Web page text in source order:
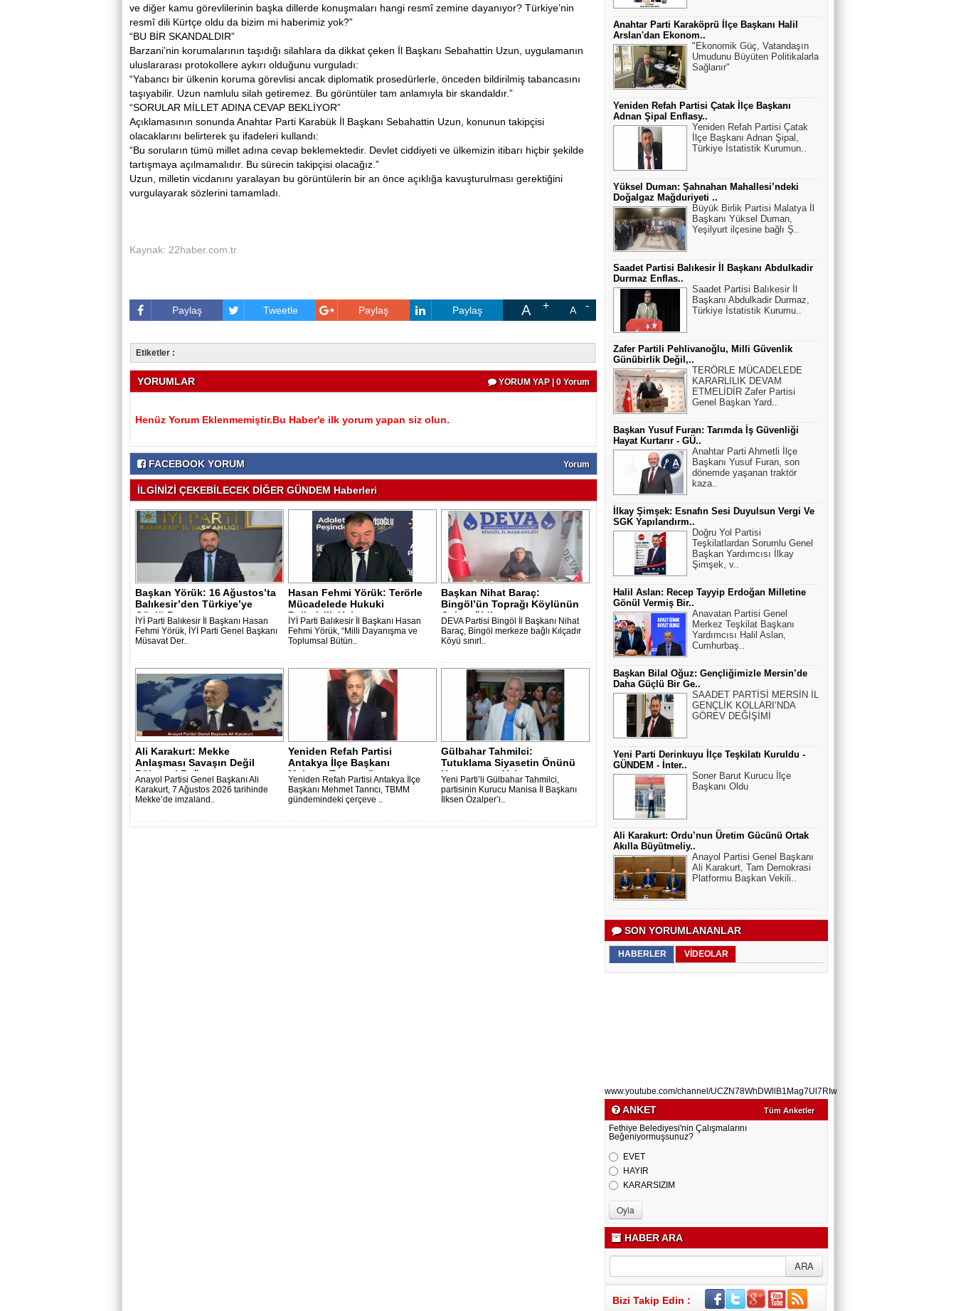
ve diğer kamu görevlilerinin başka dillerde konuşmaları hangi resmî zemine dayanıyor? Türkiye’nin
resmî dili Kürtçe oldu da bizim mi haberimiz yok?”
“BU BİR SKANDALDIR”
Barzani’nin korumalarının taşıdığı silahlara da dikkat çeken İl Başkanı Sebahattin Uzun, uygulamanın
uluslararası protokollere aykırı olduğunu vurguladı:
“Yabancı bir ülkenin koruma görevlisi ancak diplomatik prosedürlerle, önceden bildirilmiş tabancasını
taşıyabilir. Uzun namlulu silah getiremez. Bu görüntüler tam anlamıyla bir skandaldır.”
“SORULAR MİLLET ADINA CEVAP BEKLİYOR”
Açıklamasının sonunda Anahtar Parti Karabük İl Başkanı Sebahattin Uzun, konunun takipçisi
olacaklarını belirterek şu ifadeleri kullandı:
“Bu soruların tümü millet adına cevap beklemektedir. Devlet ciddiyeti ve ülkemizin itibarı hiçbir şekilde
tartışmaya açılmamalıdır. Bu sürecin takipçisi olacağız.”
Uzun, milletin vicdanını yaralayan bu görüntülerin bir an önce açıklığa kavuşturulması gerektiğini
vurgulayarak sözlerini tamamladı.
Kaynak: 22haber.com.tr
Paylaş Tweetle Paylaş Paylaş A A
Etiketler :
YORUMLAR YORUM YAP | 0 Yorum
Henüz Yorum Eklenmemiştir.Bu Haber'e ilk yorum yapan siz olun.
FACEBOOK YORUM Yorum
İLGİNİZİ ÇEKEBİLECEK DİĞER GÜNDEM Haberleri
Başkan Yörük: 16 Ağustos’ta
Balıkesir’den Türkiye’ye
Güçlü B..
İYİ Parti Balıkesir İl Başkanı Hasan
Fehmi Yörük, İYİ Parti Genel Başkanı
Müsavat Der..
Hasan Fehmi Yörük: Terörle
Mücadelede Hukuki
Belirsizlik Kab..
İYİ Parti Balıkesir İl Başkanı Hasan
Fehmi Yörük, “Milli Dayanışma ve
Toplumsal Bütün..
Başkan Nihat Baraç:
Bingöl’ün Toprağı Köylünün
Geleceğidir -..
DEVA Partisi Bingöl İl Başkanı Nihat
Baraç, Bingöl merkeze bağlı Kılçadır
Köyü sınırl..
Ali Karakurt: Mekke
Anlaşması Savaşın Değil
Bölgesel Bağımsı..
Anayol Partisi Genel Başkanı Ali
Karakurt, 7 Ağustos 2026 tarihinde
Mekke’de imzaland..
Yeniden Refah Partisi
Antakya İlçe Başkanı
Mehmet Tanrıcı: "..
Yeniden Refah Partisi Antakya İlçe
Başkanı Mehmet Tanrıcı, TBMM
gündemindeki çerçeve ..
Gülbahar Tahmilci:
Tutuklama Siyasetin Önünü
Kapatmanın Yolu..
Yeni Parti’li Gülbahar Tahmilci,
partisinin Kurucu Manisa İl Başkanı
İlksen Özalper’i..
Anahtar Parti Karaköprü İlçe Başkanı Halil
Arslan'dan Ekonom..
"Ekonomik Güç, Vatandaşın
Umudunu Büyüten Politikalarla
Sağlanır"
Yeniden Refah Partisi Çatak İlçe Başkanı
Adnan Şipal Enflasy..
Yeniden Refah Partisi Çatak
İlçe Başkanı Adnan Şipal,
Türkiye İstatistik Kurumun..
Yüksel Duman: Şahnahan Mahallesi’ndeki
Doğalgaz Mağduriyeti ..
Büyük Birlik Partisi Malatya İl
Başkanı Yüksel Duman,
Yeşilyurt ilçesine bağlı Ş..
Saadet Partisi Balıkesir İl Başkanı Abdulkadir
Durmaz Enflas..
Saadet Partisi Balıkesir İl
Başkanı Abdulkadir Durmaz,
Türkiye İstatistik Kurumu..
Zafer Partili Pehlivanoğlu, Milli Güvenlik
Günübirlik Değil,..
TERÖRLE MÜCADELEDE
KARARLILIK DEVAM
ETMELİDİR Zafer Partisi
Genel Başkan Yard..
Başkan Yusuf Furan: Tarımda İş Güvenliği
Hayat Kurtarır - GÜ..
Anahtar Parti Ahmetli İlçe
Başkanı Yusuf Furan, son
dönemde yaşanan traktör
kaza..
İlkay Şimşek: Esnafın Sesi Duyulsun Vergi Ve
SGK Yapılandırm..
Doğru Yol Partisi
Teşkilatlardan Sorumlu Genel
Başkan Yardımcısı İlkay
Şimşek, v..
Halil Aslan: Recep Tayyip Erdoğan Milletine
Gönül Vermiş Bir..
Anavatan Partisi Genel
Merkez Teşkilat Başkanı
Yardımcısı Halil Aslan,
Cumhurbaş..
Başkan Bilal Oğuz: Gençliğimizle Mersin’de
Daha Güçlü Bir Ge..
SAADET PARTİSİ MERSİN İL
GENÇLİK KOLLARI’NDA
GÖREV DEĞİŞİMİ
Yeni Parti Derinkuyu İlçe Teşkilatı Kuruldu -
GÜNDEM - İnter..
Soner Barut Kurucu İlçe
Başkanı Oldu
Ali Karakurt: Ordu’nun Üretim Gücünü Ortak
Akılla Büyütmeliy..
Anayol Partisi Genel Başkanı
Ali Karakurt, Tam Demokrasi
Platformu Başkan Vekili..
SON YORUMLANANLAR
HABERLER VİDEOLAR
www.youtube.com/channel/UCZN78WhDWllB1Mag7Ul7RIw
ANKET Tüm Anketler
Fethiye Belediyesi'nin Çalışmalarını
Beğeniyormuşsunuz?
EVET
HAYIR
KARARSIZIM
HABER ARA
Bizi Takip Edin :